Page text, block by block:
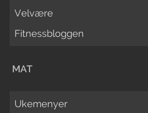
Velvære
Fitnessbloggen
MAT
Ukemenyer